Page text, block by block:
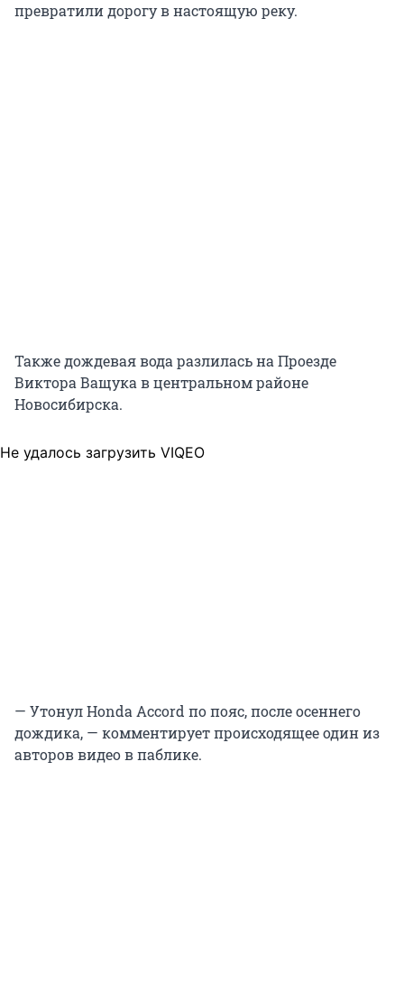
превратили дорогу в настоящую реку.
Также дождевая вода разлилась на Проезде
Виктора Ващука в центральном районе
Новосибирска.
Не удалось загрузить VIQEO
— Утонул Honda Accord по пояс, после осеннего
дождика, — комментирует происходящее один из
авторов видео в паблике.